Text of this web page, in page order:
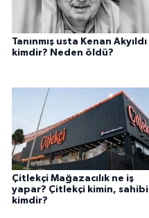
Tanınmış usta Kenan Akyıldı
kimdir? Neden öldü?
Çitlekçi Mağazacılık ne iş
yapar? Çitlekçi kimin, sahibi
kimdir?